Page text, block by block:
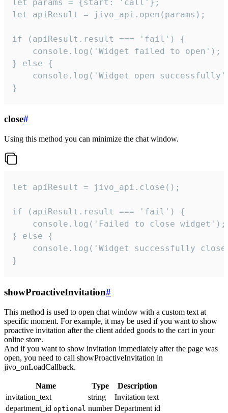
let params = {start: 'call'};
let apiResult = jivo_api.open(params);
if (apiResult.result === 'fail') {
    console.log('Widget failed to open');
} else {
console.log('Widget open
}
close#
Using this method you can minimize the chat window.
let apiResult = jivo_api.close();
if (apiResult.result === 'fail') {
    console.log('Failed to close widget');
} else {
console.log('Widget successfully
}
showProactiveInvitation#
This method is used to open chat window with a custom text at
specific moment. For example, it may be used if you want to show
proactive invitation after the client added goods to the cart in your
online store.
And if you want to show invitation immediately after the page was
open, you need to call showProactiveInvitation in
jivo_onLoadCallback.
Name Type
Description
invitation_text
string
Invitation text
department_id optional number Department id